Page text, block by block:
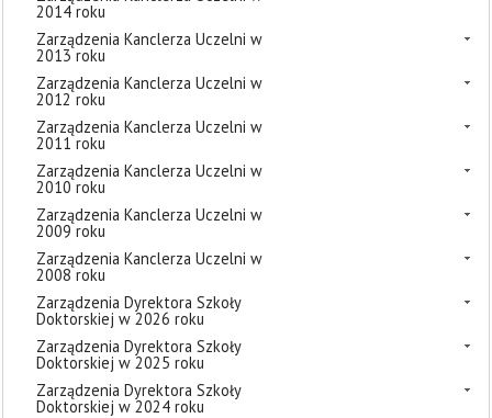
2014 roku
Zarządzenia Kanclerza Uczelni w
2013 roku
Zarządzenia Kanclerza Uczelni w
2012 roku
Zarządzenia Kanclerza Uczelni w
2011 roku
Zarządzenia Kanclerza Uczelni w
2010 roku
Zarządzenia Kanclerza Uczelni w
2009 roku
Zarządzenia Kanclerza Uczelni w
2008 roku
Zarządzenia Dyrektora Szkoły
Doktorskiej w 2026 roku
Zarządzenia Dyrektora Szkoły
Doktorskiej w 2025 roku
Zarządzenia Dyrektora Szkoły
Doktorskiej w 2024 roku